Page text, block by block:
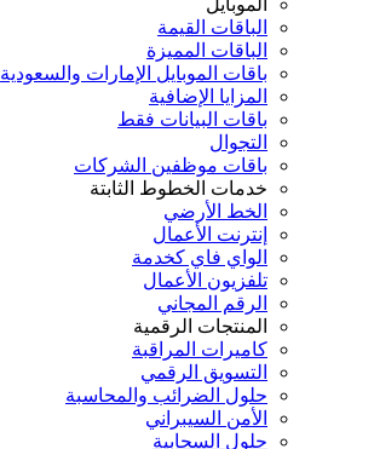
الموبايل
الباقات القيمة
الباقات المميزة
باقات الموبايل الإمارات والسعودية
المزايا الإضافية
باقات البيانات فقط
التجوال
باقات موظفين الشركات
خدمات الخطوط الثابتة
الخط الأرضي
إنترنت الأعمال
الواي فاي كخدمة
تلفزيون الأعمال
الرقم المجاني
المنتجات الرقمية
كاميرات المراقبة
التسويق الرقمي
حلول الضرائب والمحاسبة
الأمن السيبراني
حلول السحابية